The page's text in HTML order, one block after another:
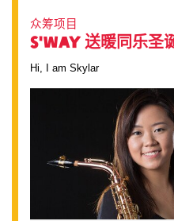
众筹项目
S'way 送暖同乐圣
Hi, I am Skylar